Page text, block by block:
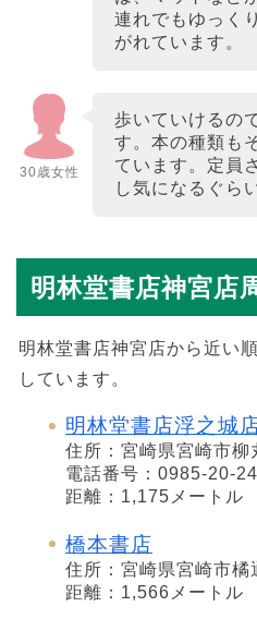
連れでもゆっく
がれています。
30歳女性
歩いていけるの
す。本の種類も
ています。定員
し気になるぐら
明林堂書店神宮店
明林堂書店神宮店から近い
しています。
明林堂書店浮之城
住所：宮崎県宮崎市柳
電話番号：0985-20-
距離：1,175メートル
橋本書店
住所：宮崎県宮崎市橘
距離：1,566メートル